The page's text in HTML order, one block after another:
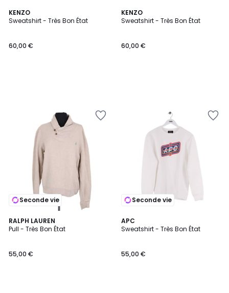
KENZO
Sweatshirt - Très Bon État
60,00 €
KENZO
Sweatshirt - Très Bon État
60,00 €
Seconde vie
RALPH LAUREN
Pull - Très Bon État
55,00 €
Seconde vie
APC
Sweatshirt - Très Bon État
55,00 €